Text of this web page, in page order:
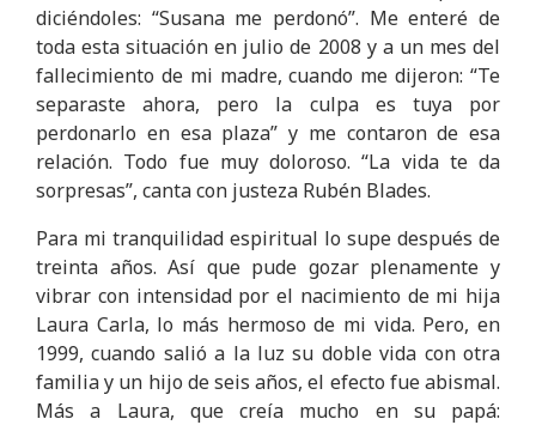
diciéndoles: “Susana me perdonó”. Me enteré de
toda esta situación en julio de 2008 y a un mes del
fallecimiento de mi madre, cuando me dijeron: “Te
separaste ahora, pero la culpa es tuya por
perdonarlo en esa plaza” y me contaron de esa
relación. Todo fue muy doloroso. “La vida te da
sorpresas”, canta con justeza Rubén Blades.
Para mi tranquilidad espiritual lo supe después de
treinta años. Así que pude gozar plenamente y
vibrar con intensidad por el nacimiento de mi hija
Laura Carla, lo más hermoso de mi vida. Pero, en
1999, cuando salió a la luz su doble vida con otra
familia y un hijo de seis años, el efecto fue abismal.
Más a Laura, que creía mucho en su papá: